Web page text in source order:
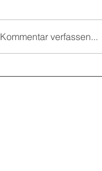
Kommentar verfassen...